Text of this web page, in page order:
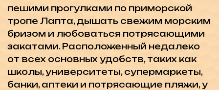
Кипра. В квартире имеются
встроенные кухонные шкафы и
гранитная столешница,
высококачественная напольная
плитка ,туалеты, встроенные в стены.
Высококачественные краны и души.
раздвижные двери и окна с двойным
остеклением, подвесные потолки